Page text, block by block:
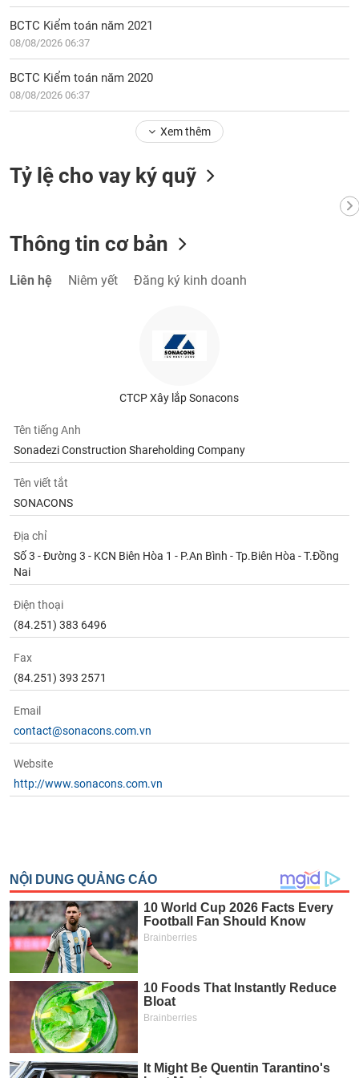
BCTC Kiểm toán năm 2021
08/08/2026 06:37
BCTC Kiểm toán năm 2020
08/08/2026 06:37
Xem thêm
Tỷ lệ cho vay ký quỹ
Thông tin cơ bản
Liên hệ Niêm yết Đăng ký kinh doanh
CTCP Xây lắp Sonacons
Tên tiếng Anh
Sonadezi Construction Shareholding Company
Tên viết tắt
SONACONS
Địa chỉ
Số 3 - Đường 3 - KCN Biên Hòa 1 - P.An Bình - Tp.Biên Hòa - T.Đồng
Nai
Điện thoại
(84.251) 383 6496
Fax
(84.251) 393 2571
Email
contact@sonacons.com.vn
Website
http://www.sonacons.com.vn
VỤ
TRUYỀN
THÔNG
ĐỘNG
SẢN
(-)
Tất cả Người nội bộ Người liên quan Cổ đông lớn
Tin
(-)
Bài
của
tác
giả
(-)
cáo
phân
tích
Dịch
vụ
(-)
Đào
tạo
Sách
tài